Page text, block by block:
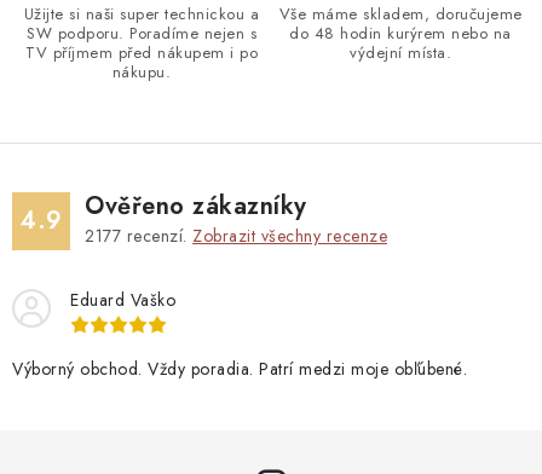
Užijte si naši super technickou a
SW podporu. Poradíme nejen s
TV příjmem před nákupem i po
nákupu.
Vše máme skladem, doručujeme
do 48 hodin kurýrem nebo na
výdejní místa.
4.9 Ověřeno zákazníky
2177 recenzí. Zobrazit všechny recenze
Eduard Vaško
Výborný obchod. Vždy poradia. Patrí medzi moje obľúbené.